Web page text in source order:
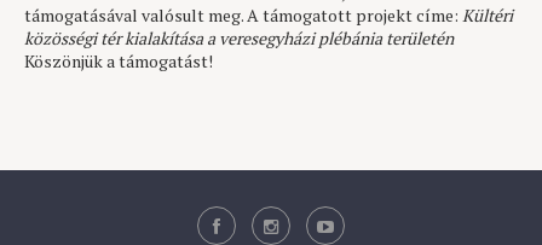
támogatásával valósult meg. A támogatott projekt címe: Kültéri
közösségi tér kialakítása a veresegyházi plébánia területén
Köszönjük a támogatást!